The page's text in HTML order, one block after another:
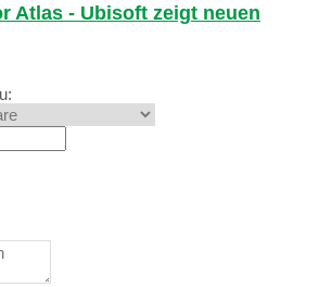
Atlas - Ubisoft zeigt neuen